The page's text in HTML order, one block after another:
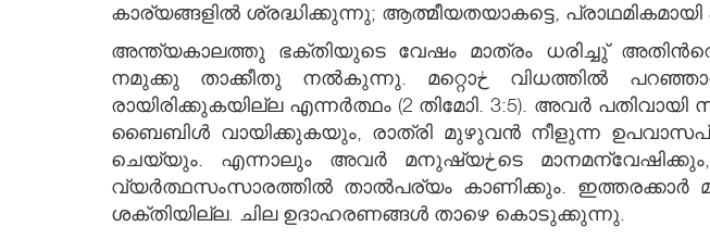
കാര്യങ്ങളില്‍ ശ്രദ്ധിക്കുന്നു; ആത്മീയതയാകട്ടെ,
അന്ത്യകാലത്തു ഭക്തിയുടെ വേഷം മാത്രം ധരിച്ചു്
നമുക്കു താക്കീതു നല്‍കുന്നു. മറ്റൊڂ വിധത്തില്‍ പറഞ്ഞാല്‍ ഈ ഘട്ടത്തില്‍ ആളുകള്‍ മതഭക്തരായിരിക്കും, ആത്മീയ
രായിരിക്കുകയില്ല എന്നര്‍ത്ഥം (2 തിമോി. 3:5). അവര്‍
ബൈബിള്‍ വായിക്കുകയും, രാത്രി മുഴുവന്‍ നീളുന്ന
ചെയ്യും. എന്നാലും അവര്‍ മനുഷ്യڂടെ മാനമന്വേഷിക്കും, തങ്ങള്‍ക്കു വേണ്ടി ത്തന്നെ ജീവിക്കും, പണത്തെ സ്നേഹിക്കും,
വ്യര്‍ത്ഥസംസാരത്തില്‍ താല്‍പര്യം കാണിക്കും.
ശക്തിയില്ല. ചില ഉദാഹരണങ്ങള്‍ താഴെ കൊടുക്കുന്നു.